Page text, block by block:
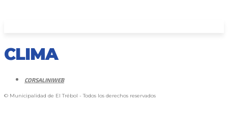
CLIMA
CORSALINIWEB
© Municipalidad de El Trébol - Todos los derechos reservados